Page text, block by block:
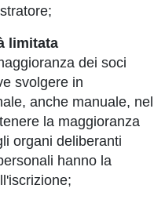
limitata
dei soci
svolgere in
anche manuale, nel
la maggioranza
organi deliberanti
hanno la